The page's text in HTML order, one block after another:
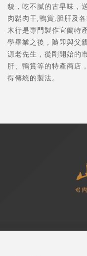
貌，吃不膩的古早味，
肉鬆肉干,鴨賞,胆肝及
木行是專門製作宜蘭特
學畢業之後，隨即與父
源老先生，從剛開始的
肝、鴨賞等的特產商店
得傳統的製法。